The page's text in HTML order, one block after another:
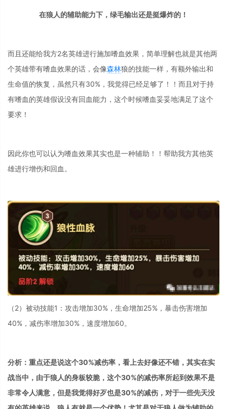
在狼人的辅助能力下，绿毛输出还是挺爆炸的！
而且还能给我方2名英雄进行施加嗜血效果，简单理解也就是其他两
个英雄带有嗜血效果的话，会像森林狼的技能一样，有额外输出和
生命值的恢复，虽然只有30%，我觉得已经足够了！！而且对于持
有嗜血的英雄假设没有回血能力，这个时候嗜血妥妥地满足了这个
要求！
因此你也可以认为嗜血效果其实也是一种辅助！！帮助我方其他英
雄进行增伤和回血。
（2）被动技能1：攻击增加30%，生命增加25%，暴击伤害增加
40%，减伤率增加30%，速度增加60。
分析：重点还是说这个30%减伤率，看上去好像还不错，其实在实
战当中，由于狼人的身板较脆，这个30%的减伤率所起到效果不是
非常令人满意，但是我觉得好歹也是30%的减伤，对于一些先天没